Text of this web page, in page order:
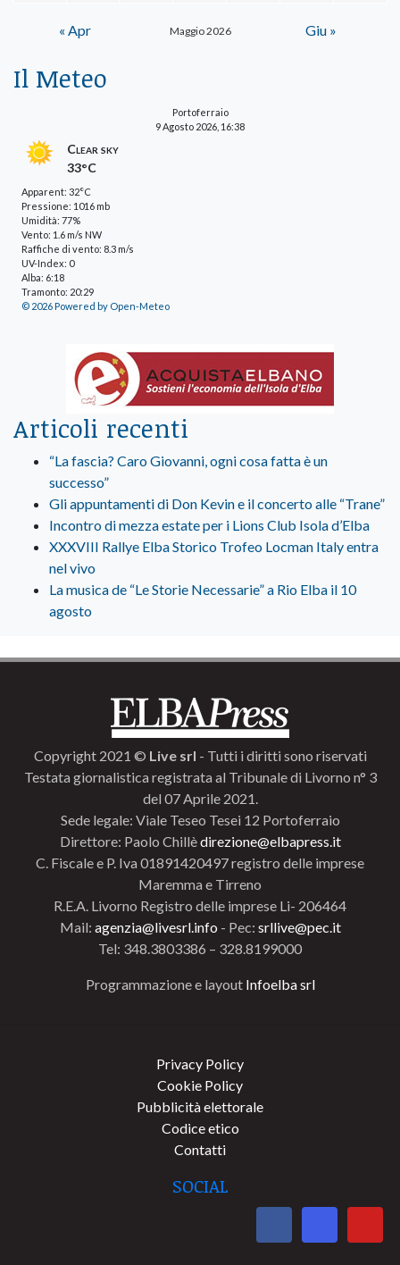
Maggio 2026
« Apr Giu »
Il Meteo
Portoferraio
9 Agosto 2026, 16:38
Clear sky
33°C
Apparent: 32°C
Pressione: 1016 mb
Umidità: 77%
Vento: 1.6 m/s NW
Raffiche di vento: 8.3 m/s
UV-Index: 0
Alba: 6:18
Tramonto: 20:29
© 2026 Powered by Open-Meteo
Articoli recenti
“La fascia? Caro Giovanni, ogni cosa fatta è un
successo”
Gli appuntamenti di Don Kevin e il concerto alle “Trane”
Incontro di mezza estate per i Lions Club Isola d’Elba
XXXVIII Rallye Elba Storico Trofeo Locman Italy entra
nel vivo
La musica de “Le Storie Necessarie” a Rio Elba il 10
agosto
Copyright 2021 © Live srl - Tutti i diritti sono riservati
Testata giornalistica registrata al Tribunale di Livorno n° 3
del 07 Aprile 2021.
Sede legale: Viale Teseo Tesei 12 Portoferraio
Direttore: Paolo Chillèdirezione@elbapress.it
C. Fiscale e P. Iva 01891420497 registro delle imprese
Maremma e Tirreno
R.E.A. Livorno Registro delle imprese Li- 206464
Mail: agenzia@livesrl.info - Pec: srllive@pec.it
Tel: 348.3803386 – 328.8199000
Programmazione e layout Infoelba srl
Privacy Policy
Cookie Policy
Pubblicità elettorale
Codice etico
Contatti
SOCIAL